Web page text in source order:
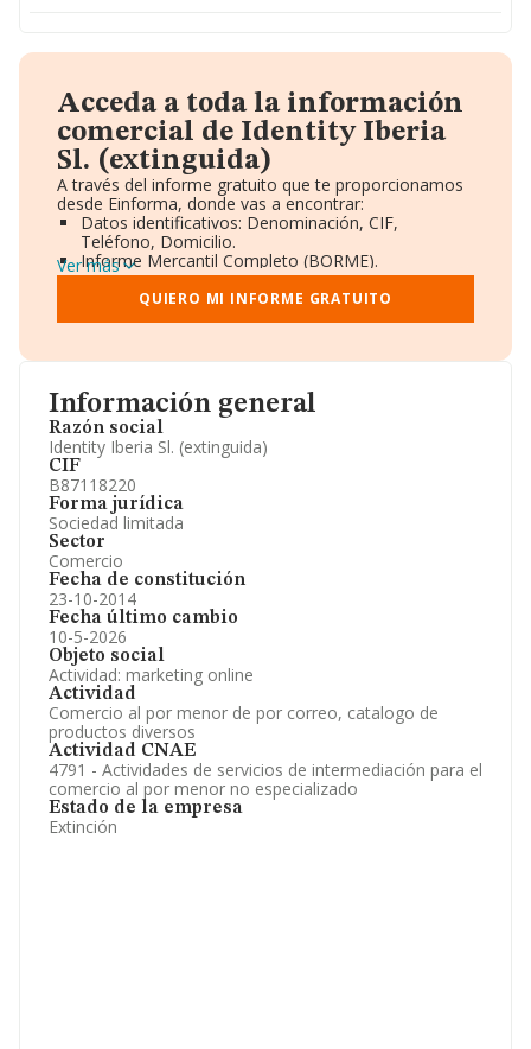
Información general
Razón social
Identity Iberia Sl. (extinguida)
CIF
B87118220
Forma jurídica
Sociedad limitada
Sector
Comercio
Fecha de constitución
23-10-2014
Fecha último cambio
10-5-2026
Objeto social
Actividad: marketing online
Actividad
Comercio al por menor de por correo, catalogo de
productos diversos
Actividad CNAE
4791 - Actividades de servicios de intermediación para el
comercio al por menor no especializado
Estado de la empresa
Extinción
Acceda a toda la información
comercial de Identity Iberia
Sl. (extinguida)
A través del informe gratuito que te proporcionamos
desde Einforma, donde vas a encontrar:
Datos identificativos: Denominación, CIF,
Teléfono, Domicilio.
Informe Mercantil Completo (BORME).
Gráficos de Evolución Ventas y Empleados.
Consejo de Administración y Administradores.
Directivos y Ejecutivos.
Información oficial y registral complementaria.
Ver más
QUIERO MI INFORME GRATUITO